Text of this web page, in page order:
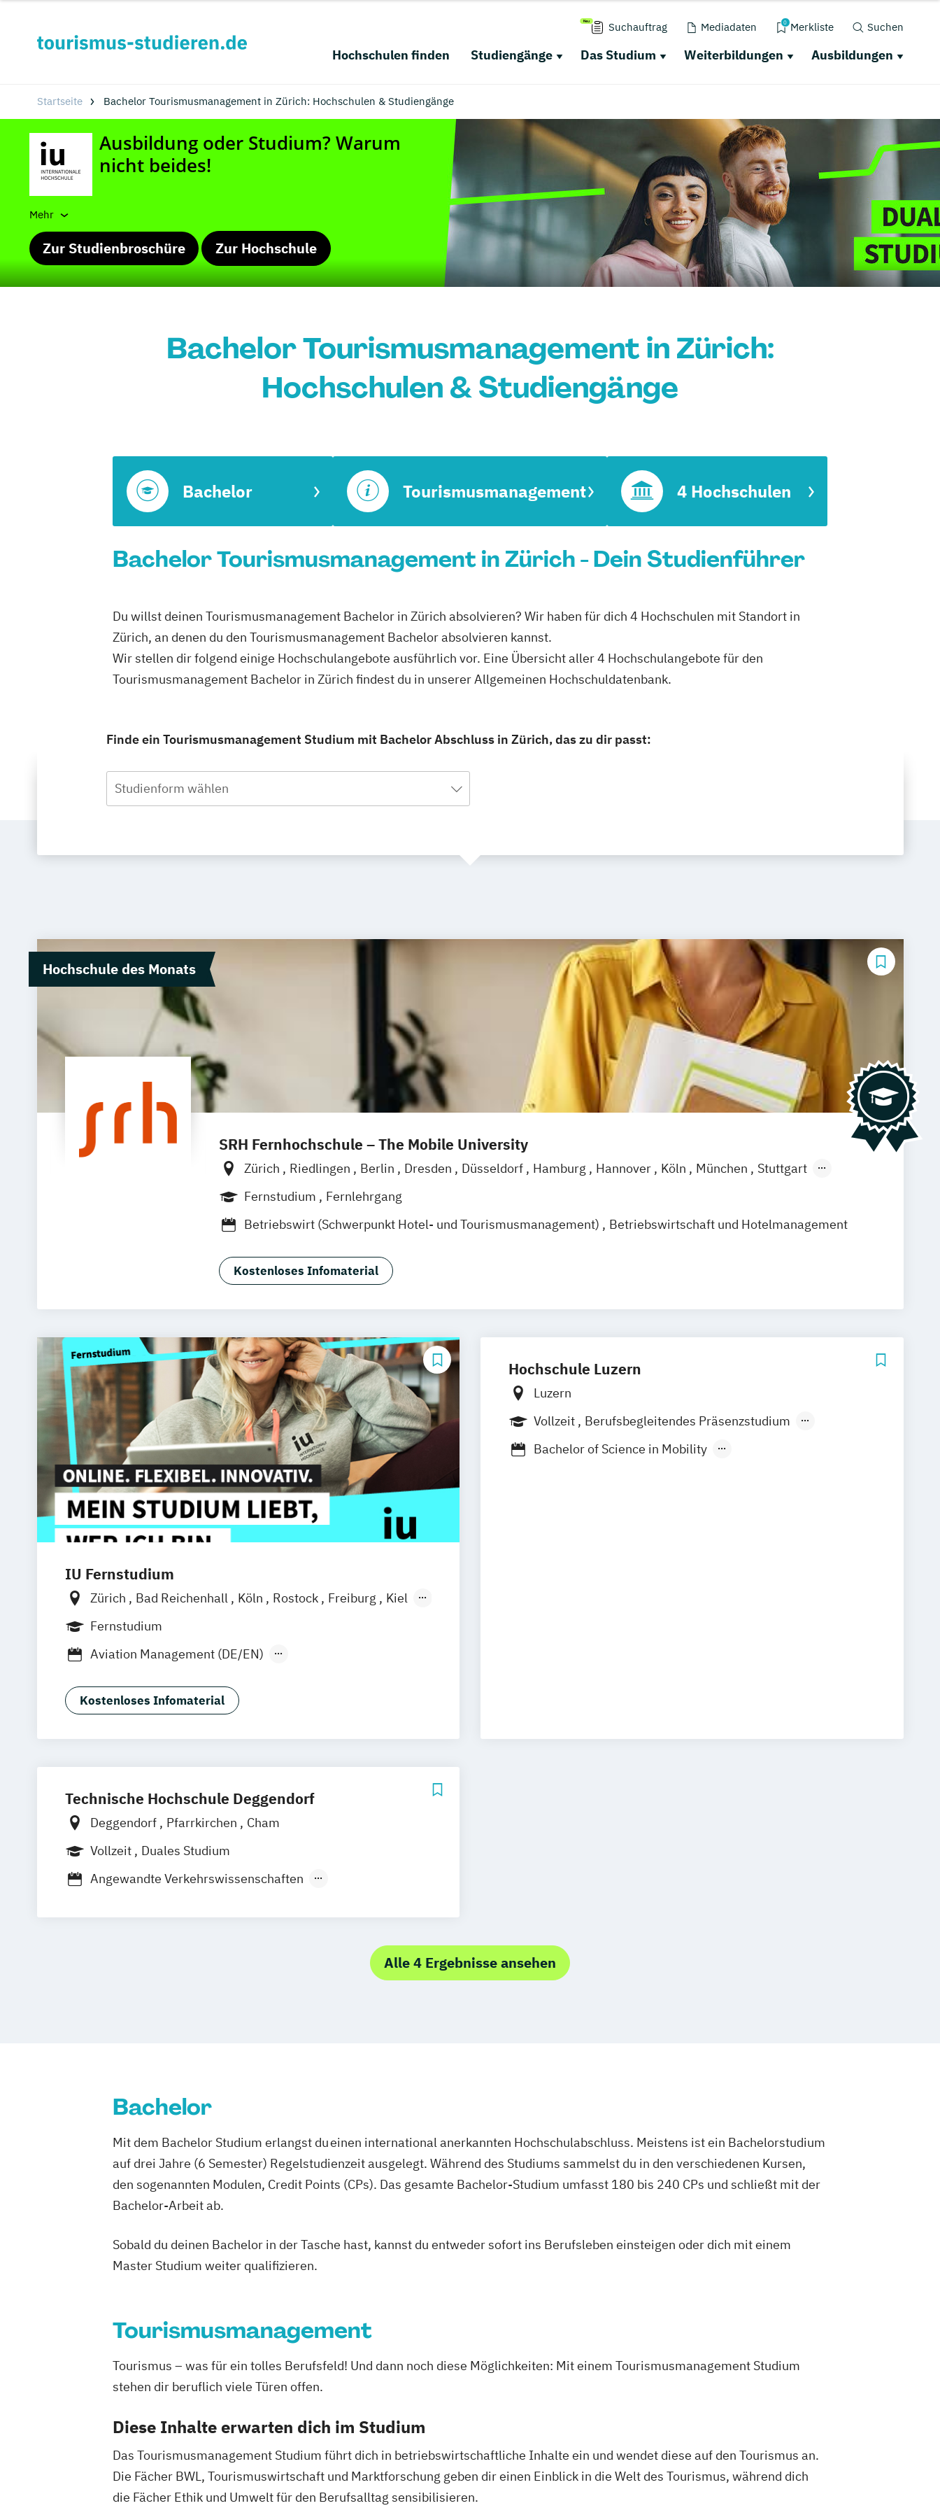
Suchauftrag Mediadaten 0 Merkliste Suchen
Hochschulen finden Studiengänge Das Studium Weiterbildungen Ausbildungen
Startseite Bachelor Tourismusmanagement in Zürich: Hochschulen & Studiengänge
Mehr
Zur Studienbroschüre Zur Hochschule
Bachelor Tourismusmanagement in Zürich:
Hochschulen & Studiengänge
Bachelor Tourismusmanagement 4 Hochschulen
Bachelor Tourismusmanagement in Zürich - Dein Studienführer
Du willst deinen Tourismusmanagement Bachelor in Zürich absolvieren? Wir haben für dich 4 Hochschulen mit Standort in
Zürich, an denen du den Tourismusmanagement Bachelor absolvieren kannst.
Wir stellen dir folgend einige Hochschulangebote ausführlich vor. Eine Übersicht aller 4 Hochschulangebote für den
Tourismusmanagement Bachelor in Zürich findest du in unserer Allgemeinen Hochschuldatenbank.
Finde ein Tourismusmanagement Studium mit Bachelor Abschluss in Zürich, das zu dir passt:
Studienform wählen
Hochschule des Monats
SRH Fernhochschule – The Mobile University
Zürich Riedlingen Berlin Dresden Düsseldorf Hamburg Hannover Köln München
Stuttgart
Ellwangen
Zell Leipzig
Fernstudium
Fernlehrgang
Betriebswirt (Schwerpunkt Hotel- und Tourismusmanagement)
Betriebswirtschaft und Hotelmanagement
Kostenloses Infomaterial
IU Fernstudium
Zürich Bad Reichenhall Köln Rostock Freiburg
Kiel
Frankfurt am Main
Oberhausen Offenbach Saarbrücken
Friedrichshafen Klagenfurt
Trier Würzburg Chemnitz
Fernstudium
Aviation Management (DE/EN)
Tourismusmanagement
Kostenloses Infomaterial
Hochschule Luzern
Luzern
Vollzeit
Berufsbegleitendes Präsenzstudium
Berufsbegleitender Präsenzlehrgang
Bachelor of Science in Mobility
Technische Hochschule Deggendorf
Deggendorf Pfarrkirchen
Cham
Vollzeit
Duales Studium
Angewandte Verkehrswissenschaften
International Tourism Management / Health & Medical
Alle 4 Ergebnisse ansehen
Bachelor
Mit dem Bachelor Studium erlangst du einen international anerkannten Hochschulabschluss. Meistens ist ein Bachelorstudium
auf drei Jahre (6 Semester) Regelstudienzeit ausgelegt. Während des Studiums sammelst du in den verschiedenen Kursen,
den sogenannten Modulen, Credit Points (CPs). Das gesamte Bachelor-Studium umfasst 180 bis 240 CPs und schließt mit der
Bachelor-Arbeit ab.
Sobald du deinen Bachelor in der Tasche hast, kannst du entweder sofort ins Berufsleben einsteigen oder dich mit einem
Master Studium weiter qualifizieren.
Tourismusmanagement
Tourismus – was für ein tolles Berufsfeld! Und dann noch diese Möglichkeiten: Mit einem Tourismusmanagement Studium
stehen dir beruflich viele Türen offen.
Diese Inhalte erwarten dich im Studium
Das Tourismusmanagement Studium führt dich in betriebswirtschaftliche Inhalte ein und wendet diese auf den Tourismus an.
Die Fächer BWL, Tourismuswirtschaft und Marktforschung geben dir einen Einblick in die Welt des Tourismus, während dich
die Fächer Ethik und Umwelt für den Berufsalltag sensibilisieren.